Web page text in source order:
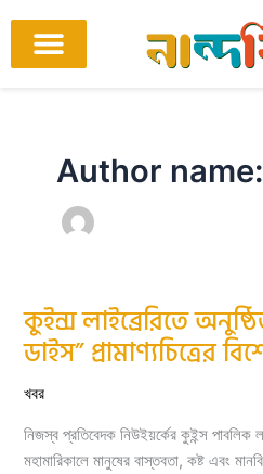
content
Author
কুইন্স লাইব্রেরিতে
ডাইস” প্রামাণ্যচিত্রের
খবর
নিজস্ব প্রতিবেদক নিউইয়র্কের কুইন্স
মহামারিকালে মানুষের বাস্তবতা, কষ্ট এবং
কুইন্স
লাইব্রেরিতে
অনুষ্ঠিত
হলো
বিশেষ
প্রদর্শনী